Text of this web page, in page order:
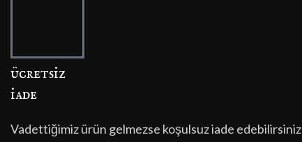
ücretsi̇z
i̇ade
Vadettiğimiz ürün gelmezse koşulsuz iade edebilirsiniz